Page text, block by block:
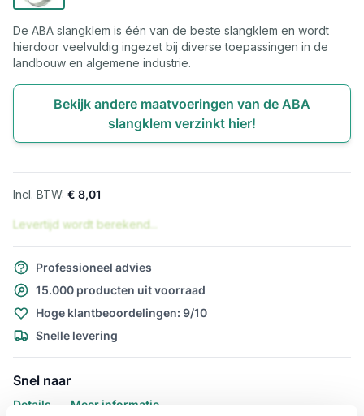
De ABA slangklem is één van de beste slangklem en wordt
hierdoor veelvuldig ingezet bij diverse toepassingen in de
landbouw en algemene industrie.
Bekijk andere maatvoeringen van de ABA
slangklem verzinkt hier!
€ 8,01
Levertijd wordt berekend...
Professioneel advies
15.000 producten uit voorraad
Hoge klantbeoordelingen: 9/10
Snelle levering
Snel naar
Details Meer informatie